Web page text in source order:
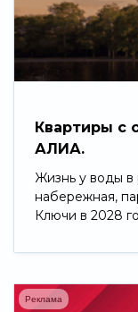
Квартиры с
АЛИА.
Жизнь у воды в
набережная,
Ключи в 2028
Реклама